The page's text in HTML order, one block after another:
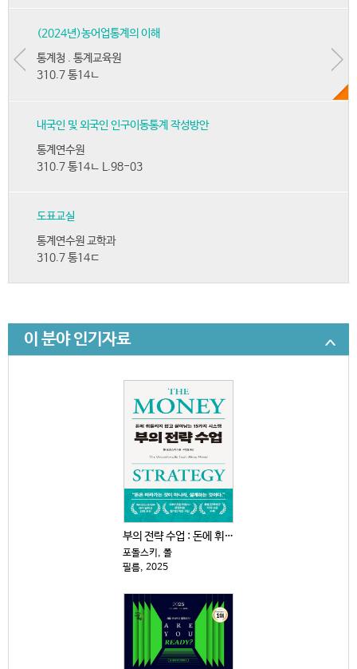
(2024년)농어업통계의 이해
통계청 . 통계교육원
310.7 통14ㄴ
내국인 및 외국인 인구이동통계 작성방안
통계연수원
310.7 통14ㄴ L.98-03
도표교실
통계연수원 교학과
310.7 통14ㄷ
이 분야 인기자료
부의 전략 수업 : 돈에 휘둘리지 않고 살아남는 15가...
포돌스키, 폴
필름, 2025